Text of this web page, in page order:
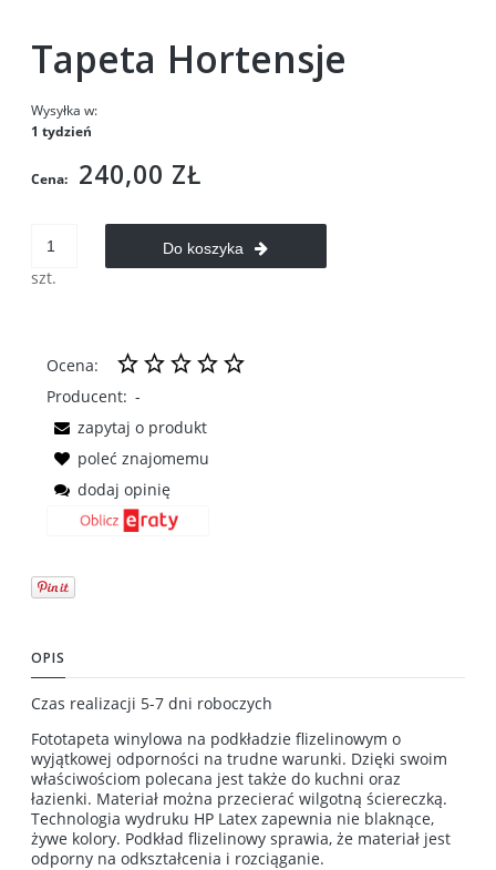
Tapeta Hortensje
Wysyłka w:
1 tydzień
Cena: 240,00 ZŁ
szt.
Do koszyka
Ocena:
Producent: -
zapytaj o produkt
poleć znajomemu
dodaj opinię
OPIS
Czas realizacji 5-7 dni roboczych
Fototapeta winylowa na podkładzie flizelinowym o
wyjątkowej odporności na trudne warunki. Dzięki swoim
właściwościom polecana jest także do kuchni oraz
łazienki. Materiał można przecierać wilgotną ściereczką.
Technologia wydruku HP Latex zapewnia nie blaknące,
żywe kolory. Podkład flizelinowy sprawia, że materiał jest
odporny na odkształcenia i rozciąganie.